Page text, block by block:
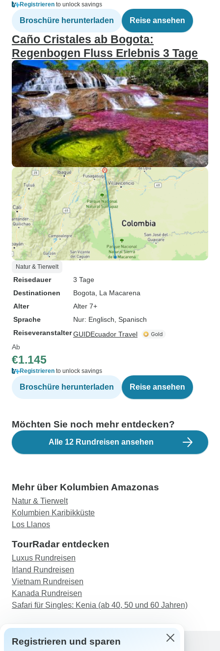
Registrieren to unlock savings
Broschüre herunterladen Reise ansehen
Caño Cristales ab Bogota:
Regenbogen Fluss Erlebnis 3 Tage
Natur & Tierwelt
Reisedauer
3 Tage
Destinationen
Bogota , La Macarena
Alter
Alter 7+
Sprache
Nur: Englisch, Spanisch
ReiseveranstalterGUIDEcuador Travel
Ab
€1.145
Registrieren to unlock savings
Broschüre herunterladen Reise ansehen
Möchten Sie noch mehr entdecken?
Alle 12 Rundreisen ansehen
Mehr über Kolumbien Amazonas
Natur & Tierwelt
Kolumbien Karibikküste
Los Llanos
TourRadar entdecken
Luxus Rundreisen
Irland Rundreisen
Vietnam Rundreisen
Kanada Rundreisen
Safari für Singles: Kenia (ab 40, 50 und 60 Jahren)
Registrieren und sparen